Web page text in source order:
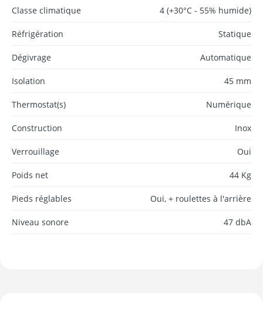
Classe climatique 4 (+30°C - 55% humide)
Réfrigération Statique
Dégivrage Automatique
Isolation 45 mm
Thermostat(s) Numérique
Construction Inox
Verrouillage Oui
Poids net 44 Kg
Pieds réglables Oui, + roulettes à l'arrière
Niveau sonore 47 dbA